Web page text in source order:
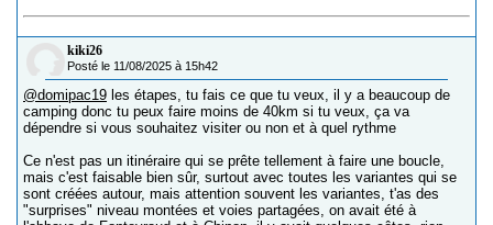
kiki26
Posté le 11/08/2025 à 15h42
@domipac19 les étapes, tu fais ce que tu veux, il y a beaucoup de
camping donc tu peux faire moins de 40km si tu veux, ça va
dépendre si vous souhaitez visiter ou non et à quel rythme
Ce n'est pas un itinéraire qui se prête tellement à faire une boucle,
mais c'est faisable bien sûr, surtout avec toutes les variantes qui se
sont créées autour, mais attention souvent les variantes, t'as des
"surprises" niveau montées et voies partagées, on avait été à